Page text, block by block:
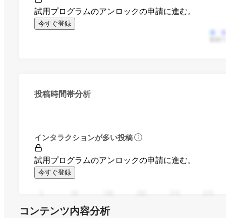
試用プログラムのアンロックの申請に進む。
今すぐ登録
投稿時間帯分析
インタラクションが多い投稿
試用プログラムのアンロックの申請に進む。
今すぐ登録
コンテンツ内容分析